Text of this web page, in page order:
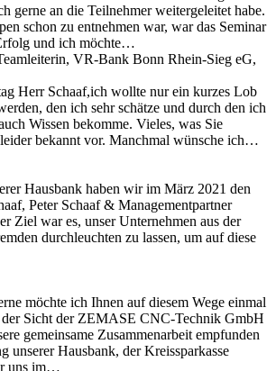
gerne an die Teilnehmer weitergeleitet habe.
schon zu entnehmen war, war das Seminar
und ich möchte…
VR-Bank Bonn Rhein-Sieg eG,
Herr Schaaf,ich wollte nur ein kurzes Lob
den ich sehr schätze und durch den ich
Wissen bekomme. Vieles, was Sie
bekannt vor. Manchmal wünsche ich…
Hausbank haben wir im März 2021 den
Peter Schaaf & Managementpartner
Ziel war es, unser Unternehmen aus der
durchleuchten zu lassen, um auf diese
möchte ich Ihnen auf diesem Wege einmal
der Sicht der ZEMASE CNC-Technik GmbH
gemeinsame Zusammenarbeit empfunden
unserer Hausbank, der Kreissparkasse
uns im…